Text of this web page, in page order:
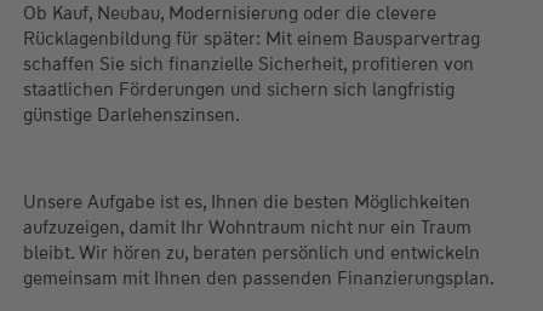
Ob Kauf, Neubau, Modernisierung oder die clevere
Rücklagenbildung für später: Mit einem Bausparvertrag
schaffen Sie sich finanzielle Sicherheit, profitieren von
staatlichen Förderungen und sichern sich langfristig
günstige Darlehenszinsen.
Unsere Aufgabe ist es, Ihnen die besten Möglichkeiten
aufzuzeigen, damit Ihr Wohntraum nicht nur ein Traum
bleibt. Wir hören zu, beraten persönlich und entwickeln
gemeinsam mit Ihnen den passenden Finanzierungsplan.